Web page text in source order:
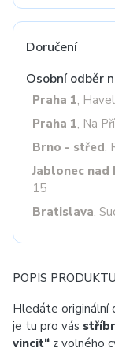
Doručení
Osobní odběr
Praha 1,
Praha 1, Na
Brno - střed,
Jablonec nad
15
Bratislava,
POPIS PRODUKTU
Hledáte originální
je tu pro vás
vincit“ z volného